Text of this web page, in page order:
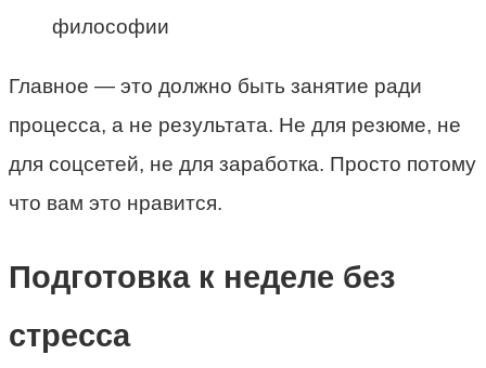
философии
Главное — это должно быть занятие ради
процесса, а не результата. Не для резюме, не
для соцсетей, не для заработка. Просто потому
что вам это нравится.
Подготовка к неделе без
стресса